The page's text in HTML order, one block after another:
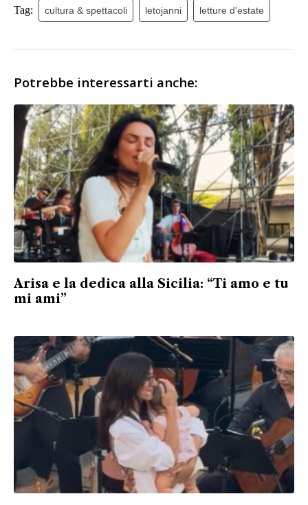
Tag: cultura & spettacoli letojanni letture d'estate
Potrebbe interessarti anche:
Arisa e la dedica alla Sicilia: “Ti amo e tu
mi ami”